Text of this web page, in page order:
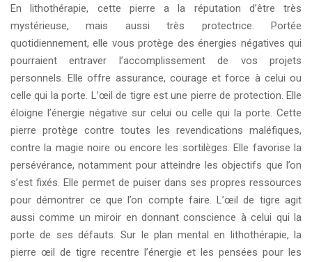
En lithothérapie, cette pierre a la réputation d’être très
mystérieuse, mais aussi très protectrice. Portée
quotidiennement, elle vous protège des énergies négatives qui
pourraient entraver l’accomplissement de vos projets
personnels. Elle offre assurance, courage et force à celui ou
celle qui la porte. L’œil de tigre est une pierre de protection. Elle
éloigne l’énergie négative sur celui ou celle qui la porte. Cette
pierre protège contre toutes les revendications maléfiques,
contre la magie noire ou encore les sortilèges. Elle favorise la
persévérance, notamment pour atteindre les objectifs que l’on
s’est fixés. Elle permet de puiser dans ses propres ressources
pour démontrer ce que l’on compte faire. L’œil de tigre agit
aussi comme un miroir en donnant conscience à celui qui la
porte de ses défauts. Sur le plan mental en lithothérapie, la
pierre œil de tigre recentre l’énergie et les pensées pour les